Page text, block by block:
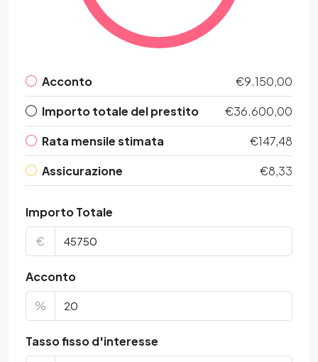
Acconto
€9.150,00
Importo totale del prestito
€36.600,00
Rata mensile stimata
€147,48
Assicurazione
€8,33
Importo Totale
€
Acconto
%
Tasso fisso d'interesse